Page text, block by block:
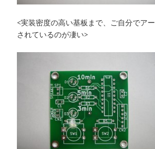
<実装密度の高い基板まで、ご自分でア
されているのが凄い>